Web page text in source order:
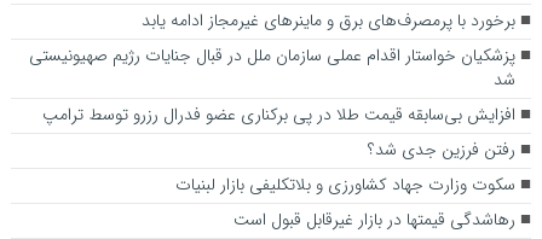
برخورد با پرمصرف‌های برق و ماینرهای غیرمجاز ادامه یابد
پزشکیان خواستار اقدام عملی سازمان ملل در قبال جنایات رژیم صهیونیستی
شد
افزایش بی‌سابقه قیمت طلا در پی برکناری عضو فدرال رزرو توسط ترامپ
رفتن فرزین جدی شد؟
سکوت وزارت جهاد کشاورزی و بلاتکلیفی بازار لبنیات
رهاشدگی قیمتها در بازار غیرقابل قبول است